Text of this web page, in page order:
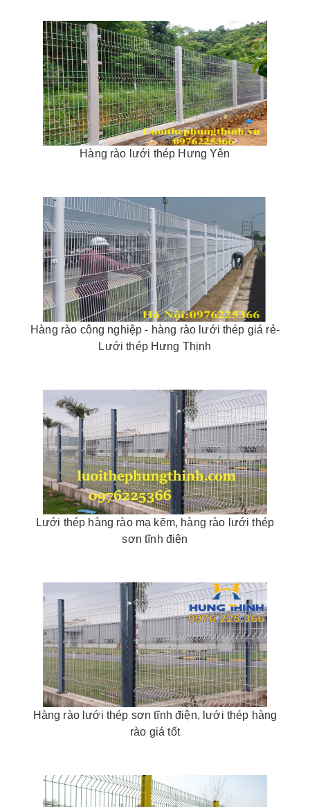
Hàng rào lưới thép Hưng Yên
Hàng rào công nghiệp - hàng rào lưới thép giá rẻ-
Lưới thép Hưng Thịnh
Lưới thép hàng rào mạ kẽm, hàng rào lưới thép
sơn tĩnh điện
Hàng rào lưới thép sơn tĩnh điện, lưới thép hàng
rào giá tốt